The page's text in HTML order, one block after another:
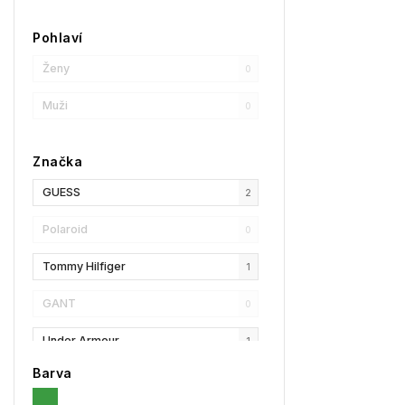
Pohlaví
Ženy 0
Muži 0
Značka
GUESS 2
Polaroid 0
Tommy Hilfiger 1
GANT 0
Under Armour 1
Privé Revaux
Barva